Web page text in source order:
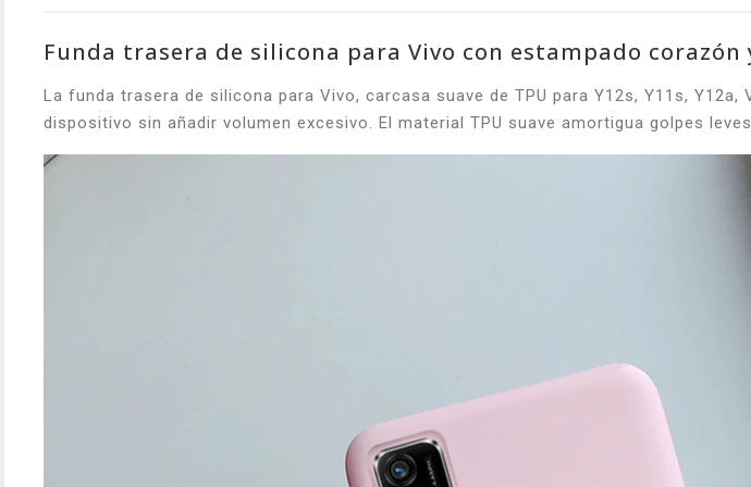
Funda trasera de silicona para Vivo con estampado corazón
La funda trasera de silicona para Vivo, carcasa suave de TPU para Y12s, Y11s,
dispositivo sin añadir volumen excesivo. El material TPU suave amortigua golpes